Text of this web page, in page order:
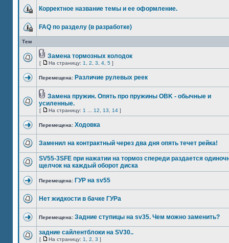
Корректное название темы и ее оформление.
FAQ по разделу (в разработке)
Тем
Замена тормозных колодок
[ На страницу: 1 2 3 4 5 ]
Перемещена: Различие рулевых реек
Замена пружин. Опять про пружины OBK - обычные и
усиленные.
[ На страницу: 1 12 13 14 ]
Перемещена: Ходовка
Заменил на контрактный через два дня опять течет рейка!
SV55-3SFE при нажатии на тормоз спереди раздается
щелчок на каждый оборот диска
Перемещена: ГУР на sv55
Нет жидкости в бачке ГУРа
Перемещена: Задние ступицы на sv35. Чем можно заменить?
задние сайлентблоки на SV30..
[ На страницу: 1 2 3 ]